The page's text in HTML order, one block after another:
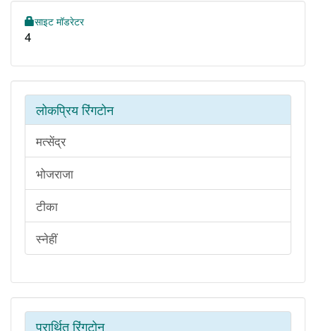
साइट मॉडरेटर
4
लोकप्रिय रिंगटोन
मत्सेंद्र
भोजराजा
टीका
स्नेहीं
प्रार्थित रिंगटोन